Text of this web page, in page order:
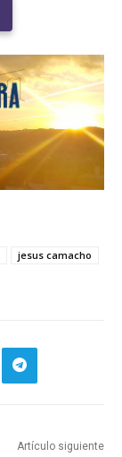
jesus camacho
Artículo siguiente